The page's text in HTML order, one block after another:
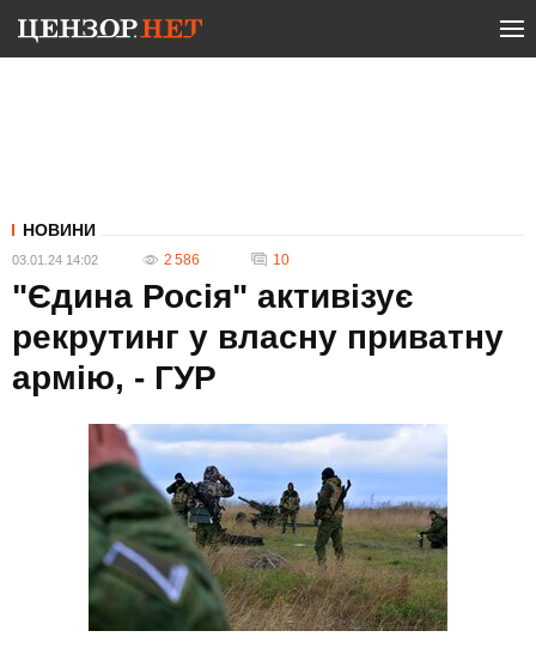
НОВИНИ
03.01.24 14:02 2 586 10
"Єдина Росія" активізує
рекрутинг у власну приватну
армію, - ГУР